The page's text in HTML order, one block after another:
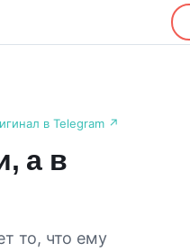
в Telegram ↗
а в
то, что ему